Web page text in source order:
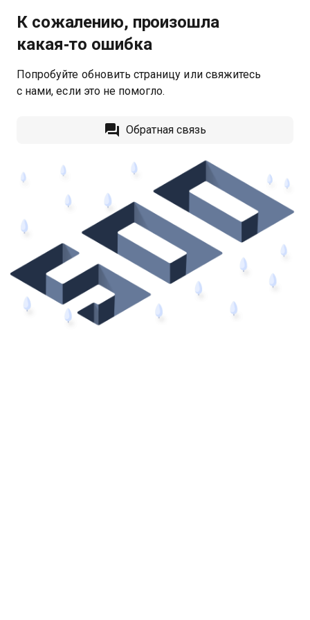
К сожалению, произошла
какая‑то ошибка
Попробуйте обновить страницу или свяжитесь
с нами, если это не помогло.
Обратная связь